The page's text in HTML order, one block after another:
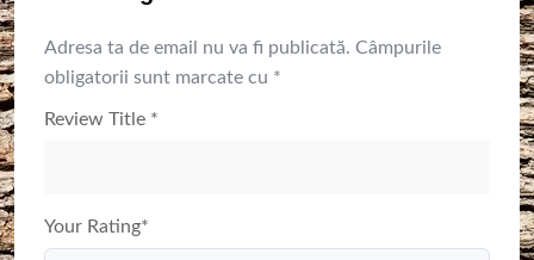
Adresa ta de email nu va fi publicată. Câmpurile
obligatorii sunt marcate cu *
Review Title *
Your Rating*